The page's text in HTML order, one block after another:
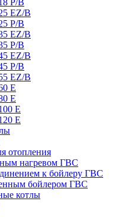
P/B
EZ/B
P/B
EZ/B
P/B
EZ/B
P/B
EZ/B
E
E
E
E
отопления
нагревом ГВС
к бойлеру ГВС
бойлером ГВС
котлы